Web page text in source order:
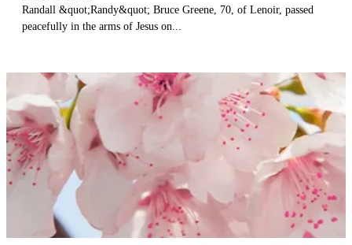
Randall &quot;Randy&quot; Bruce Greene, 70, of Lenoir, passed
peacefully in the arms of Jesus on...